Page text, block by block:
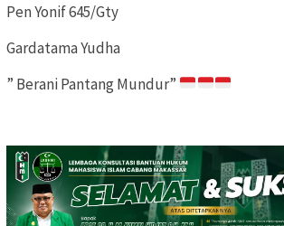
‎Pen Yonif 645/Gty
‎Gardatama Yudha
‎” Berani Pantang Mundur”